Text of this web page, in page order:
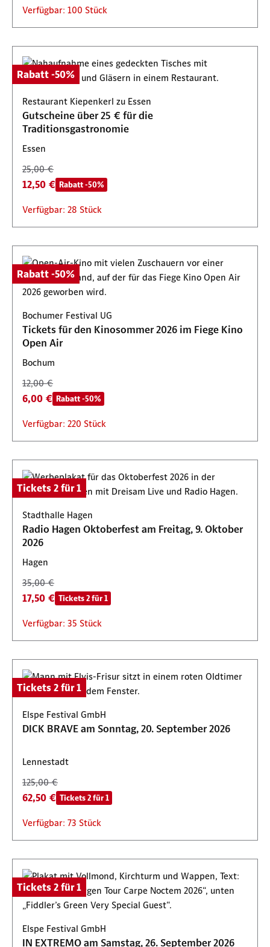
Verfügbar: 100 Stück
Rabatt -50%
Restaurant Kiepenkerl zu Essen
Gutscheine über 25 € für die
Traditionsgastronomie
Essen
25,00 €
12,50 € Rabatt -50%
Verfügbar: 28 Stück
Rabatt -50%
Bochumer Festival UG
Tickets für den Kinosommer 2026 im Fiege Kino
Open Air
Bochum
12,00 €
6,00 € Rabatt -50%
Verfügbar: 220 Stück
Tickets 2 für 1
Stadthalle Hagen
Radio Hagen Oktoberfest am Freitag, 9. Oktober
2026
Hagen
35,00 €
17,50 € Tickets 2 für 1
Verfügbar: 35 Stück
Tickets 2 für 1
Elspe Festival GmbH
DICK BRAVE am Sonntag, 20. September 2026
Lennestadt
125,00 €
62,50 € Tickets 2 für 1
Verfügbar: 73 Stück
Tickets 2 für 1
Elspe Festival GmbH
IN EXTREMO am Samstag, 26. September 2026